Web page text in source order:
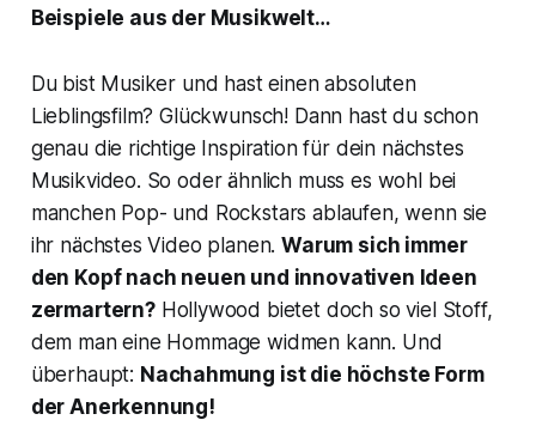
Beispiele aus der Musikwelt…
Du bist Musiker und hast einen absoluten
Lieblingsfilm? Glückwunsch! Dann hast du schon
genau die richtige Inspiration für dein nächstes
Musikvideo. So oder ähnlich muss es wohl bei
manchen Pop- und Rockstars ablaufen, wenn sie
ihr nächstes Video planen.Warum sich immer
den Kopf nach neuen und innovativen Ideen
zermartern?Hollywood bietet doch so viel Stoff,
dem man eine Hommage widmen kann. Und
überhaupt: Nachahmung ist die höchste Form
der Anerkennung!